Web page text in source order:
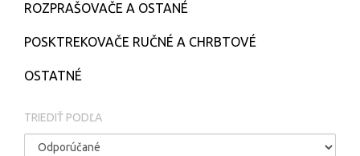
ROZPRAŠOVAČE A OSTANÉ
POSKTREKOVAČE RUČNÉ A CHRBTOVÉ
OSTATNÉ
TRIEDIŤ PODĽA